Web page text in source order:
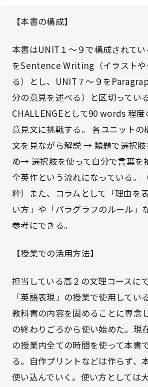
【本書の構成】
本書はUNIT１～９で構成されて
をSentence Writing（イラストや
る）とし、UNIT７～９を
分の意見を述べる）と区切ってい
CHALLENGEとして90 words 程
意見文に挑戦する。 各ユニットの
文を見ながら解説 → 類題で選択
め→ 選択肢を使って自分で言葉
全英作という流れになっている。
粋）また、コラムとして「理由を
い方」や「パラグラフのルール」
参考にできる。
【授業での活用方法】
担当している高２の文理コースに
「英語表現」の授業で使用してい
教科書の内容を固めることに専念
の終わりごろから使い始めた。現
の授業内全ての時間を使って本書
る。自作プリントなどは作らず、
使い込んでいく。使い方としては